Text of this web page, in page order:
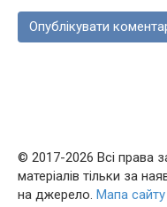
© 2017-2026 Всі права
матеріалів тільки за
на джерело. Мапа сайту